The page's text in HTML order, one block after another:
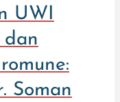
UWI
Soman